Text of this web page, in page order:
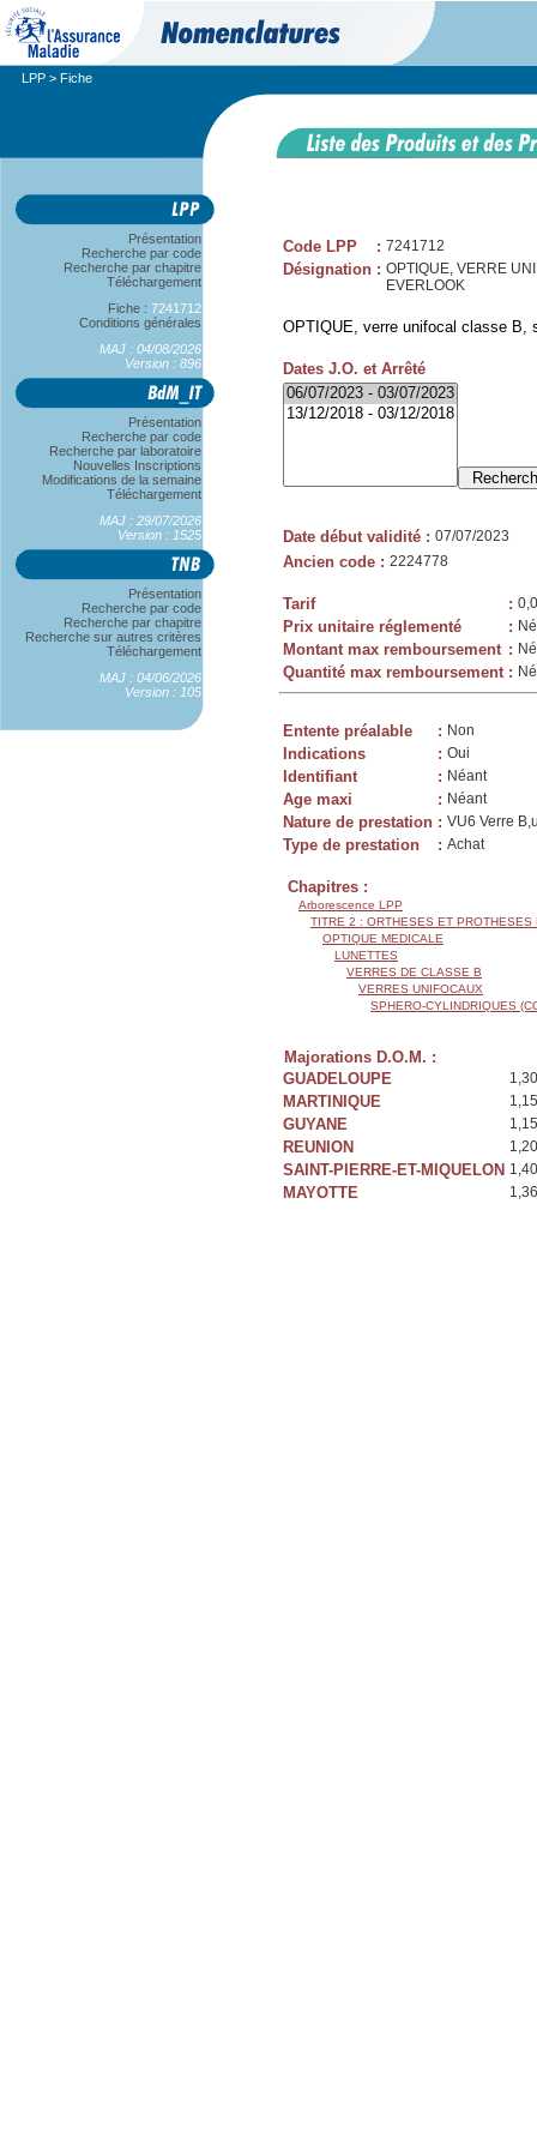
LPP > Fiche
Présentation
Recherche par code
Recherche par chapitre
Téléchargement
Fiche : 7241712
Conditions générales
MAJ : 04/08/2026
Version : 896
Présentation
Recherche par code
Recherche par laboratoire
Nouvelles Inscriptions
Modifications de la semaine
Téléchargement
MAJ : 29/07/2026
Version : 1525
Présentation
Recherche par code
Recherche par chapitre
Recherche sur autres critères
Téléchargement
MAJ : 04/06/2026
Version : 105
Code LPP : 7241712
Désignation : OPTIQUE, VERRE
EVERLOOK
OPTIQUE, verre unifocal classe B,
Dates J.O. et Arrêté
Date début validité : 07/07/2023
Ancien code : 2224778
Tarif :
Prix unitaire réglementé :
Montant max remboursement :
Quantité max remboursement :
Entente préalable : Non
Indications : Oui
Identifiant : Néant
Age maxi : Néant
Nature de prestation : VU6 Verre
Type de prestation : Achat
Chapitres :
Arborescence LPP
TITRE 2 : ORTHESES ET PROTHESES
OPTIQUE MEDICALE
LUNETTES
VERRES DE CLASSE B
VERRES UNIFOCAUX
SPHERO-CYLINDRIQUES
Majorations D.O.M. :
GUADELOUPE
MARTINIQUE
GUYANE
REUNION
SAINT-PIERRE-ET-MIQUELON
MAYOTTE